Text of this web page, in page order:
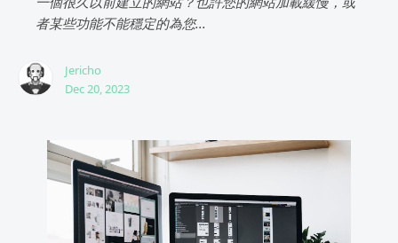
者某些功能不能穩定的為您...
Jericho
Dec 20, 2023